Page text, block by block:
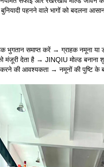
पहनने वाले भागों को बदलना
समाप्त करें → ग्राहक नमूना या
मंजूरी देता है → JINQIU मोल्ड
करने की आवश्यकता → नमूनों की पुष्टि